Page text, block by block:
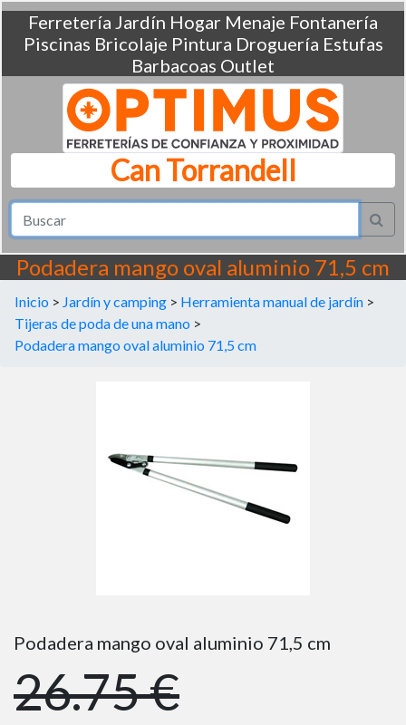
Ferretería Jardín Hogar Menaje Fontanería
Piscinas Bricolaje Pintura Droguería Estufas
Barbacoas Outlet
Can Torrandell
Podadera mango oval aluminio 71,5 cm
Inicio > Jardín y camping > Herramienta manual de jardín >
Tijeras de poda de una mano >
Podadera mango oval aluminio 71,5 cm
Podadera mango oval aluminio 71,5 cm
26.75 €